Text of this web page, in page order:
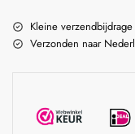
Kleine verzendbijdrage
Verzonden naar